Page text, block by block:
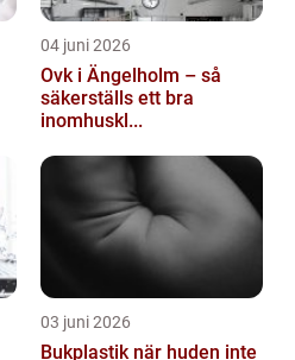
04 juni 2026
Ovk i Ängelholm – så
säkerställs ett bra
inomhuskl...
03 juni 2026
Bukplastik när huden inte